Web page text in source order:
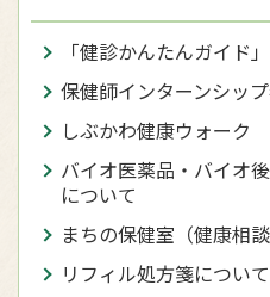
「健診かんたんガイド
保健師インターンシッ
しぶかわ健康ウォーク
バイオ医薬品・バイオ
について
まちの保健室（健康相談
リフィル処方箋について